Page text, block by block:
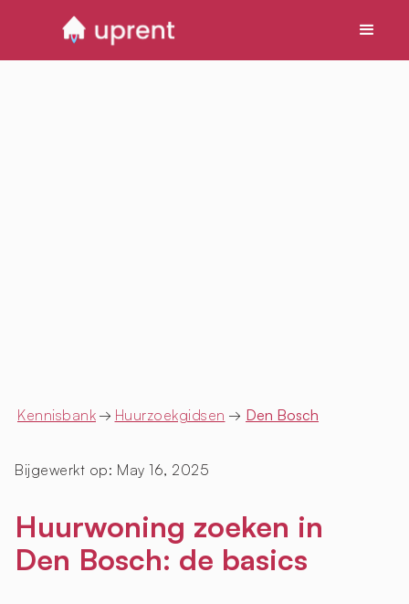
Kennisbank → Huurzoekgidsen → Den Bosch
Bijgewerkt op: May 16, 2025
Huurwoning zoeken in
Den Bosch: de basics